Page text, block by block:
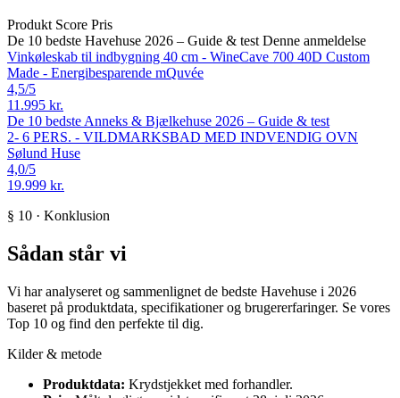
Produkt Score Pris
De 10 bedste Havehuse 2026 – Guide & test Denne anmeldelse
Vinkøleskab til indbygning 40 cm - WineCave 700 40D Custom
Made - Energibesparende mQuvée
4,5/5
11.995 kr.
De 10 bedste Anneks & Bjælkehuse 2026 – Guide & test
2- 6 PERS. - VILDMARKSBAD MED INDVENDIG OVN
Sølund Huse
4,0/5
19.999 kr.
§ 10 · Konklusion
Sådan står vi
Vi har analyseret og sammenlignet de bedste Havehuse i 2026
baseret på produktdata, specifikationer og brugererfaringer. Se vores
Top 10 og find den perfekte til dig.
Kilder & metode
Produktdata: Krydstjekket med forhandler.